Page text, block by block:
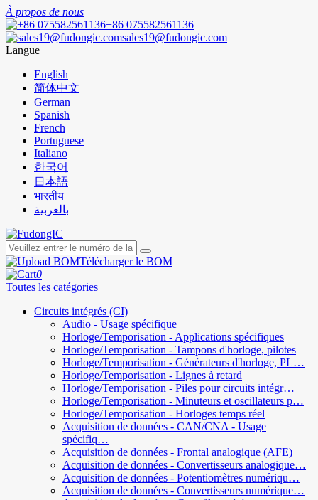
À propos de nous
+86 075582561136
sales19@fudongic.com
Langue
English
简体中文
German
Spanish
French
Portuguese
Italiano
한국어
日本語
भारतीय
بالعربية
Télécharger le BOM
0
Toutes les catégories
Circuits intégrés (CI)
Audio - Usage spécifique
Horloge/Temporisation - Applications spécifiques
Horloge/Temporisation - Tampons d'horloge, pilotes
Horloge/Temporisation - Générateurs d'horloge, PL…
Horloge/Temporisation - Lignes à retard
Horloge/Temporisation - Piles pour circuits intégr…
Horloge/Temporisation - Minuteurs et oscillateurs p…
Horloge/Temporisation - Horloges temps réel
Acquisition de données - CAN/CNA - Usage
spécifiq…
Acquisition de données - Frontal analogique (AFE)
Acquisition de données - Convertisseurs analogique…
Acquisition de données - Potentiomètres numériqu…
Acquisition de données - Convertisseurs numérique…